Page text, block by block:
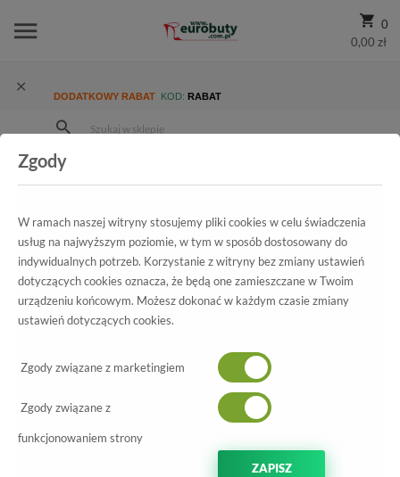
0
0,00 zł
DODATKOWY RABAT KOD: RABAT
Kolekcja damska
Sandały
Wszystkie produkty
2-28133-28 197 White comb
Zgody
W ramach naszej witryny stosujemy pliki cookies w celu świadczenia
usług na najwyższym poziomie, w tym w sposób dostosowany do
indywidualnych potrzeb. Korzystanie z witryny bez zmiany ustawień
dotyczących cookies oznacza, że będą one zamieszczane w Twoim
urządzeniu końcowym. Możesz dokonać w każdym czasie zmiany
ustawień dotyczących cookies.
Zgody związane z marketingiem
Zgody związane z
funkcjonowaniem strony
ZAPISZ